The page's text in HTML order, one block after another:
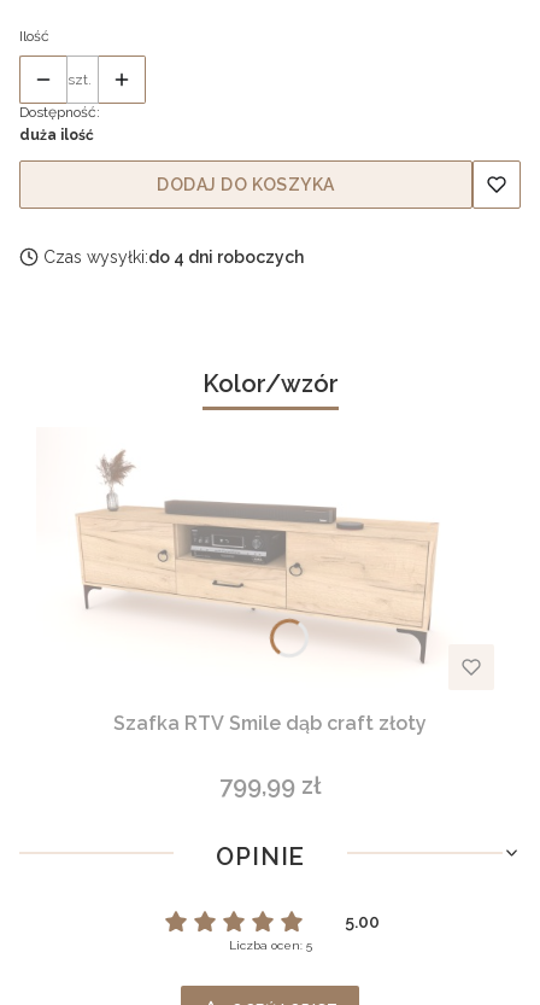
Ilość
szt.
Dostępność:
duża ilość
DODAJ DO KOSZYKA
Czas wysyłki:do 4 dni roboczych
Kolor/wzór
Szafka RTV Smile dąb craft złoty
Cena
799,99 zł
OPINIE
5.00
Liczba ocen: 5